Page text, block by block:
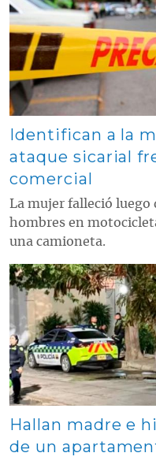
Identifican a la
ataque sicarial
comercial
La mujer falleció luego
hombres en
una camioneta.
Contenido multimedia
Hallan madre e
de un